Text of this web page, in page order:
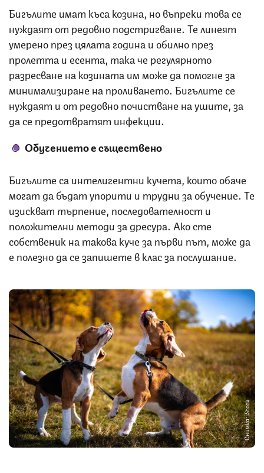
Бигълите имат къса козина, но въпреки това се
нуждаят от редовно подстригване. Те линеят
умерено през цялата година и обилно през
пролетта и есента, така че регулярното
разресване на козината им може да помогне за
минимализиране на проливането. Бигълите се
нуждаят и от редовно почистване на ушите, за
да се предотвратят инфекции.
Обучението е съществено
Бигълите са интелигентни кучета, които обаче
могат да бъдат упорити и трудни за обучение. Те
изискват търпение, последователност и
положителни методи за дресура. Ако сте
собственик на такова куче за първи път, може да
е полезно да се запишете в клас за послушание.
Снимка: iStock